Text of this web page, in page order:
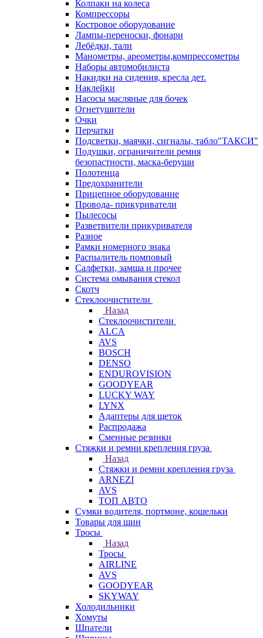
Колпаки на колеса
Компрессоры
Костровое оборудование
Лампы-переноски, фонари
Лебёдки, тали
Манометры, ареометры,компрессометры
Наборы автомобилиста
Накидки на сидения, кресла дет.
Наклейки
Насосы масляные для бочек
Огнетушители
Очки
Перчатки
Подсветки, маячки, сигналы, табло"ТАКСИ"
Подушки, ограничители ремня
безопастности, маска-беруши
Полотенца
Предохранители
Прицепное оборудование
Провода- прикуриватели
Пылесосы
Разветвители прикуривателя
Разное
Рамки номерного знака
Распылитель помповый
Салфетки, замша и прочее
Система омывания стекол
Скотч
Стеклоочистители
Назад
Стеклоочистители
ALCA
AVS
BOSCH
DENSO
ENDUROVISION
GOODYEAR
LUCKY WAY
LYNX
Адаптеры для щеток
Распродажа
Сменные резинки
Стяжки и ремни крепления груза
Назад
Стяжки и ремни крепления груза
ARNEZI
AVS
ТОП АВТО
Сумки водителя, портмоне, кошельки
Товары для шин
Тросы
Назад
Тросы
AIRLINE
AVS
GOODYEAR
SKYWAY
Холодильники
Хомуты
Шпатели